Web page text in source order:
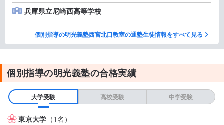
兵庫県立尼崎西高等学校
個別指導の明光義塾西宮北口教室の通塾生徒情報をすべて見る
個別指導の明光義塾の合格実績
大学受験 高校受験 中学受験
東京大学 （1名）